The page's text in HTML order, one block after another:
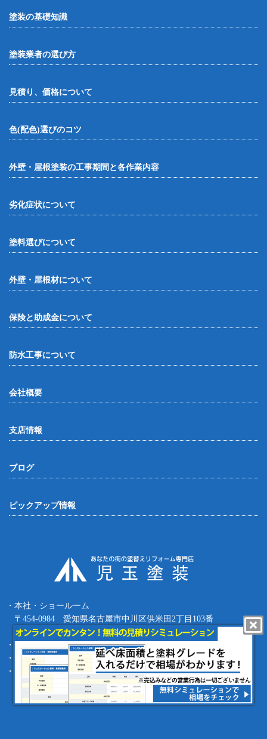
塗装の基礎知識
塗装業者の選び方
見積り、価格について
色(配色)選びのコツ
外壁・屋根塗装の工事期間と各作業内容
劣化症状について
塗料選びについて
外壁・屋根材について
保険と助成金について
防水工事について
会社概要
支店情報
ブログ
ピックアップ情報
・本社・ショールーム
〒454-0984 愛知県名古屋市中川区供米田2丁目103番
Tel.052-387-8427 Fax.052-387-8497
・四日市支店 〒512-0911 三重県四日市市生桑町270-36
・緑支店 〒458-0801 愛知県名古屋市緑区鳴海町根古屋1-16
・工事部 〒455-0873 愛知県名古屋市港区春田野1丁目1709番地
copyright (c) 児玉塗装 Allrights reserved.